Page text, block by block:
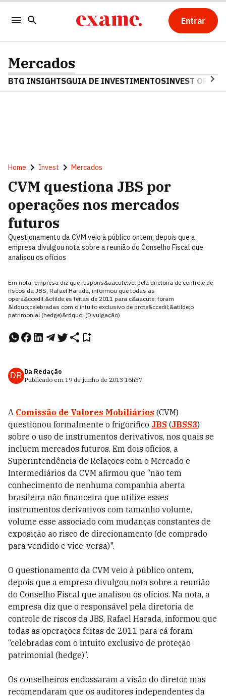
Entrar
Mercados
BTG INSIGHTSGUIA DE INVESTIMENTOSINVEST OPINA
Home Invest Mercados
CVM questiona JBS por
operações nos mercados
futuros
Questionamento da CVM veio à público ontem, depois que a
empresa divulgou nota sobre a reunião do Conselho Fiscal que
analisou os ofícios
Em nota, empresa diz que respons&aacute;vel pela diretoria de controle de
riscos da JBS, Rafael Harada, informou que todas as
opera&ccedil;&otilde;es feitas de 2011 para c&aacute; foram
&ldquo;celebradas com o intuito exclusivo de prote&ccedil;&atilde;o
patrimonial (hedge)&rdquo; (Divulgação)
DR Da Redação
Publicado em 19 de junho de 2013 16h37.
A Comissão de Valores Mobiliários (CVM)
questionou formalmente o frigorífico JBS (JBSS3)
sobre o uso de instrumentos derivativos, nos quais se
incluem mercados futuros. Em dois ofícios, a
Superintendência de Relações com o Mercado e
Intermediários da CVM afirmou que “não tem
conhecimento de nenhuma companhia aberta
brasileira não financeira que utilize esses
instrumentos derivativos com tamanho volume,
volume esse associado com mudanças constantes de
exposição ao risco de direcionamento (de comprado
para vendido e vice-versa)".
O questionamento da CVM veio à público ontem,
depois que a empresa divulgou nota sobre a reunião
do Conselho Fiscal que analisou os ofícios. Na nota, a
empresa diz que o responsável pela diretoria de
controle de riscos da JBS, Rafael Harada, informou que
todas as operações feitas de 2011 para cá foram
“celebradas com o intuito exclusivo de proteção
patrimonial (hedge)”.
Os conselheiros endossaram a visão do diretor, mas
recomendaram que os auditores independentes da